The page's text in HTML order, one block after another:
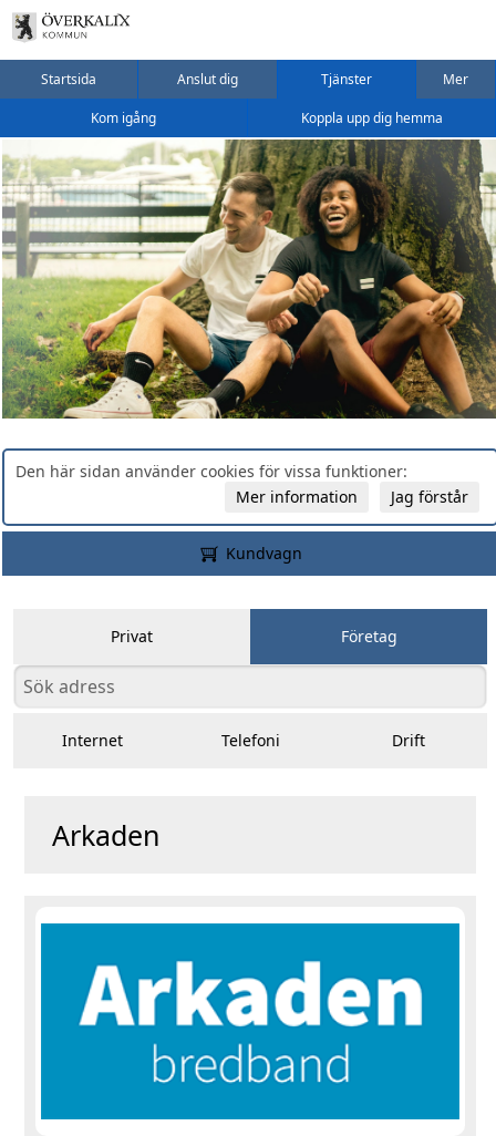
Startsida Anslut dig Tjänster Mer
Kom igång Koppla upp dig hemma
Den här sidan använder cookies för vissa funktioner:
Jag förstår
Mer information
Kundvagn
Privat Företag
Internet Telefoni Drift
Arkaden